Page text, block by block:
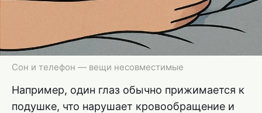
Сон и телефон — вещи несовместимые
Например, один глаз обычно прижимается к
подушке, что нарушает кровообращение и